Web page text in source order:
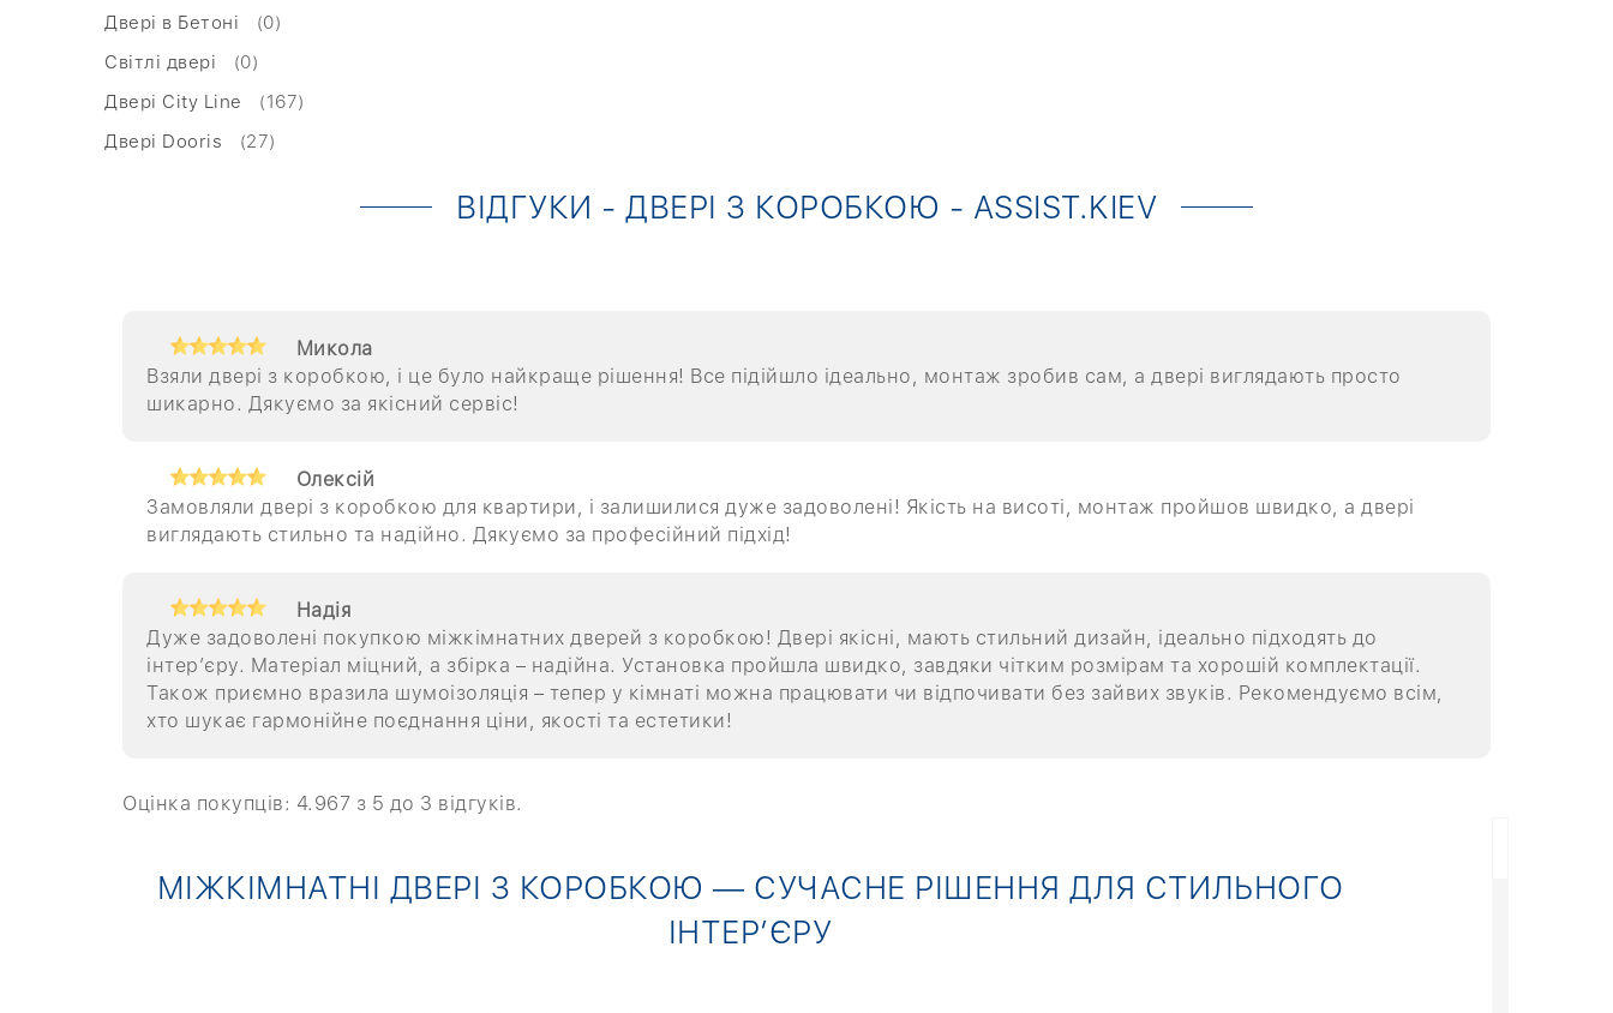
Двері в Бетоні
(0)
Світлі двері
(0)
Двері City Line
(167)
Двері Dooris
(27)
ВІДГУКИ - ДВЕРІ З КОРОБКОЮ - ASSIST.KIEV
Микола
Взяли двері з коробкою, і це було найкраще рішення! Все підійшло ідеально, монтаж зробив сам, а двері виглядають просто
шикарно. Дякуємо за якісний сервіс!
Олексій
Замовляли двері з коробкою для квартири, і залишилися дуже задоволені! Якість на висоті, монтаж пройшов швидко, а двері
виглядають стильно та надійно. Дякуємо за професійний підхід!
Надія
Дуже задоволені покупкою міжкімнатних дверей з коробкою! Двері якісні, мають стильний дизайн, ідеально підходять до
інтер’єру. Матеріал міцний, а збірка – надійна. Установка пройшла швидко, завдяки чітким розмірам та хорошій комплектації.
Також приємно вразила шумоізоляція – тепер у кімнаті можна працювати чи відпочивати без зайвих звуків. Рекомендуємо всім,
хто шукає гармонійне поєднання ціни, якості та естетики!
Оцінка покупців: 4.967 з 5 до 3 відгуків.
МІЖКІМНАТНІ ДВЕРІ З КОРОБКОЮ — СУЧАСНЕ РІШЕННЯ ДЛЯ СТИЛЬНОГО
ІНТЕР’ЄРУ